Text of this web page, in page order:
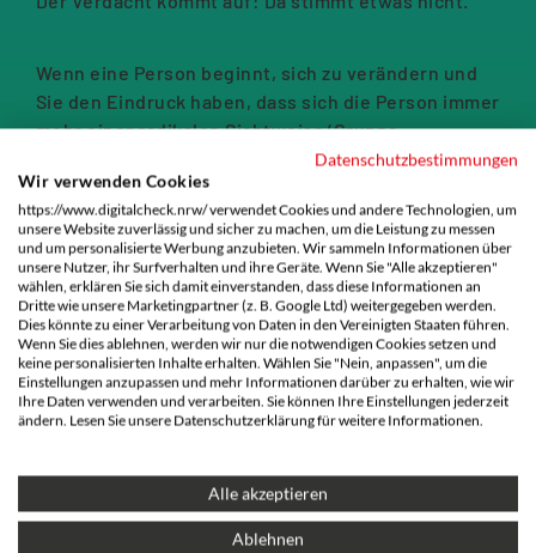
Wenn eine Person beginnt, sich zu verändern und
Sie den Eindruck haben, dass sich die Person immer
mehr einer radikalen Sichtweise/Gruppe
anschließt, Sie sich aber unsicher sind und nicht
wissen, wie Sie sich am besten verhalten, dann
werfen Sie einen Blick auf unser Handout
„Radikalisierung erkennen – Sicher handeln“. Das
Handout bietet Handlungsmöglichkeiten, die Sie
bei Verdacht im Umgang mit der Person
unterstützen.
Hinweis
stoßen oder professionelle Hilfe benötigen, können
Ihnen diediese Anlaufstellenweiterhelfen.
Datenschutzbestimmungen
Wir verwenden Cookies
https://www.digitalcheck.nrw/ verwendet Cookies und andere Technologien, um
unsere Website zuverlässig und sicher zu machen, um die Leistung zu messen
und um personalisierte Werbung anzubieten. Wir sammeln Informationen über
unsere Nutzer, ihr Surfverhalten und ihre Geräte. Wenn Sie "Alle akzeptieren"
wählen, erklären Sie sich damit einverstanden, dass diese Informationen an
Dritte wie unsere Marketingpartner (z. B. Google Ltd) weitergegeben werden.
Dies könnte zu einer Verarbeitung von Daten in den Vereinigten Staaten führen.
Wenn Sie dies ablehnen, werden wir nur die notwendigen Cookies setzen und
keine personalisierten Inhalte erhalten. Wählen Sie "Nein, anpassen", um die
Einstellungen anzupassen und mehr Informationen darüber zu erhalten, wie wir
Ihre Daten verwenden und verarbeiten. Sie können Ihre Einstellungen jederzeit
ändern. Lesen Sie unsere Datenschutzerklärung für weitere Informationen.
Alle akzeptieren
Ablehnen